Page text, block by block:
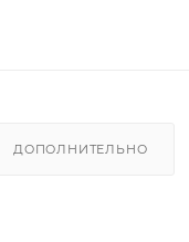
ДОПОЛНИТЕЛЬНО